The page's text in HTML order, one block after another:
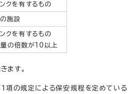
クを有するもの
施設
クを有するもの
の倍数が10以上
ます。
項の規定による保安規程を定めている